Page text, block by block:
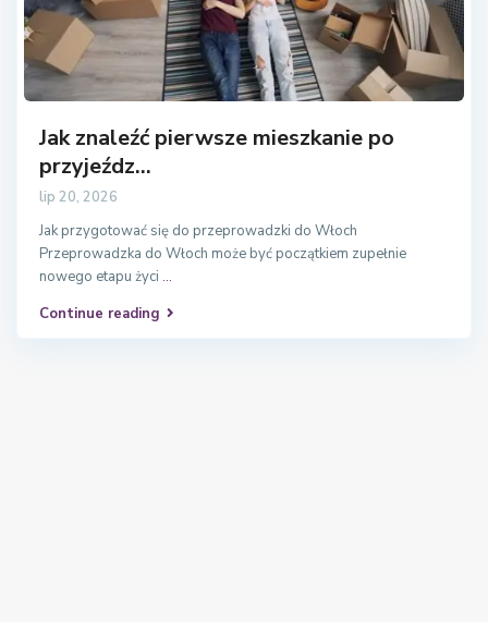
Jak znaleźć pierwsze mieszkanie po
przyjeźdz...
lip 20, 2026
Jak przygotować się do przeprowadzki do Włoch
Przeprowadzka do Włoch może być początkiem zupełnie
nowego etapu życi ...
Continue reading